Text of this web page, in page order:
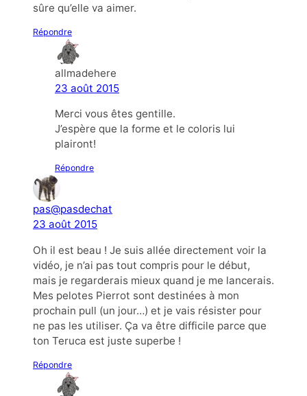
sûre qu’elle va aimer.
Répondre
allmadehere
23 août 2015
Merci vous êtes gentille.
J’espère que la forme et le coloris lui
plairont!
Répondre
pas@pasdechat
23 août 2015
Oh il est beau ! Je suis allée directement voir la
vidéo, je n’ai pas tout compris pour le début,
mais je regarderais mieux quand je me lancerais.
Mes pelotes Pierrot sont destinées à mon
prochain pull (un jour…) et je vais résister pour
ne pas les utiliser. Ça va être difficile parce que
ton Teruca est juste superbe !
Répondre